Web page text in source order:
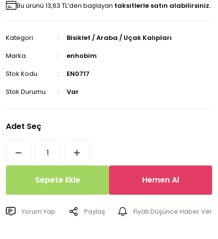
Bu ürünü 13,63 TL’den başlayan taksitlerle satın alabilirsiniz.
Kategori
Bisiklet / Araba / Uçak Kalıpları
Marka
enhobim
Stok Kodu
EN0717
Stok Durumu
Var
Adet Seç
Sepete Ekle Hemen Al
Yorum Yap Paylaş Fiyatı Düşünce Haber Ver